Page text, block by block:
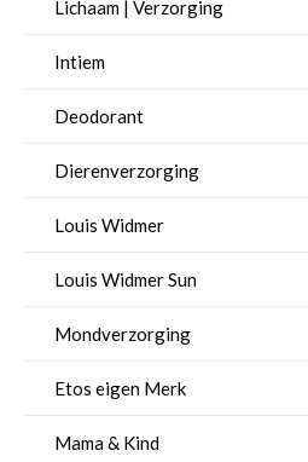
Lichaam | Verzorging
Intiem
Deodorant
Dierenverzorging
Louis Widmer
Louis Widmer Sun
Mondverzorging
Etos eigen Merk
Mama & Kind